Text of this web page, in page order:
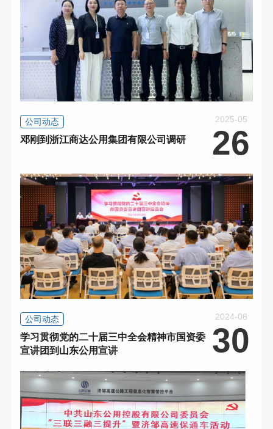
公司动态
邓刚到浙江商达公用集团有限公司调研
2025-05
26
公司动态
学习贯彻党的二十届三中全会精神市国资委
宣讲团到山东公用宣讲
2024-08
30